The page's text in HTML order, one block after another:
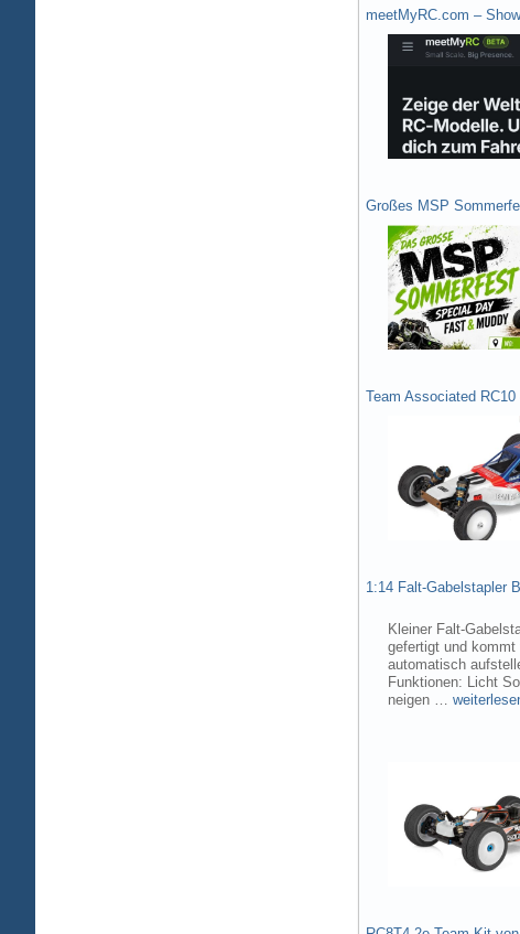
meetMyRC.com –
Großes MSP
Team Associated
1:14 Falt-Gabelstapler
Kleiner Falt-
gefertigt und
automatisch
Funktionen: Licht
neigen …